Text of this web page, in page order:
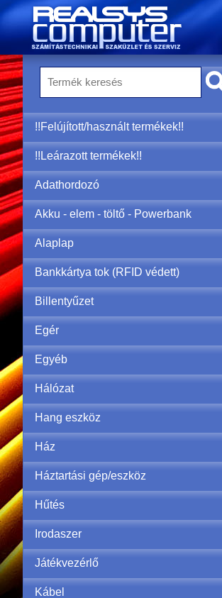
!!Felújított/használt termékek!!
!!Leárazott termékek!!
Adathordozó
Akku - elem - töltő - Powerbank
Alaplap
Bankkártya tok (RFID védett)
Billentyűzet
Egér
Egyéb
Hálózat
Hang eszköz
Ház
Háztartási gép/eszköz
Hűtés
Irodaszer
Játékvezérlő
Kábel